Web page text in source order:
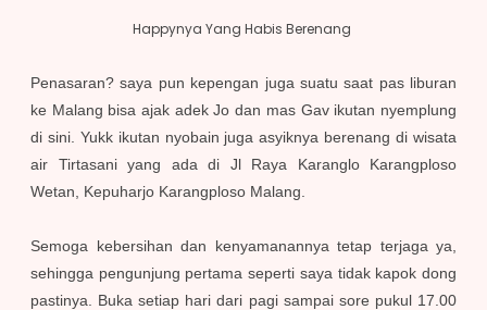
Happynya Yang Habis Berenang
Penasaran? saya pun kepengan juga suatu saat pas liburan
ke Malang bisa ajak adek Jo dan mas Gav ikutan nyemplung
di sini. Yukk ikutan nyobain juga asyiknya berenang di wisata
air Tirtasani yang ada di Jl Raya Karanglo Karangploso
Wetan, Kepuharjo Karangploso Malang.
Semoga kebersihan dan kenyamanannya tetap terjaga ya,
sehingga pengunjung pertama seperti saya tidak kapok dong
pastinya. Buka setiap hari dari pagi sampai sore pukul 17.00